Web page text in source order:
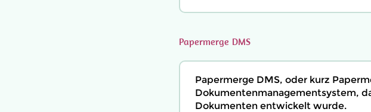
Papermerge DMS
Papermerge DMS, oder kurz
Dokumentenmanagementsystem,
Dokumenten entwickelt wurde.